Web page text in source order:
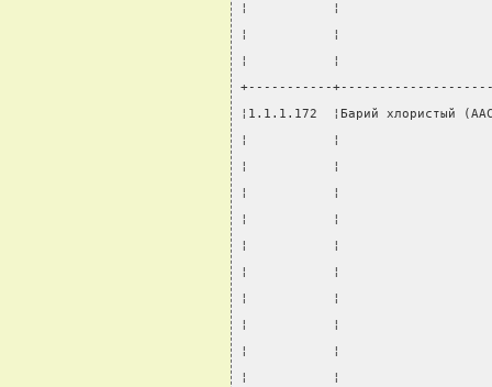
¦           ¦
¦           ¦
¦           ¦
+-----------
¦1.1.1.172  ¦Барий
¦           ¦
¦           ¦
¦           ¦
¦           ¦
¦           ¦
¦           ¦
¦           ¦
¦           ¦
¦           ¦
¦           ¦